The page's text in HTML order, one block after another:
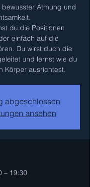
Atmung und
du die Positionen
einfach auf die
Du wirst duch die
und lernst wie du
Körper ausrichtest.
abgeschlossen
ansehen
– 19:30